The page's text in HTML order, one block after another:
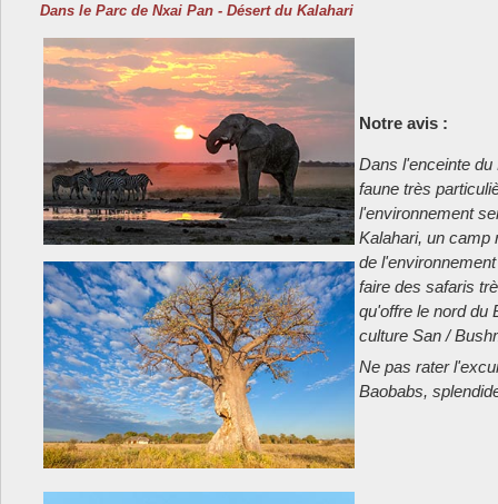
Dans le Parc de Nxai Pan - Désert du Kalahari
Notre avis :
Dans l'enceinte
faune très
l'environnement
Kalahari, un camp
de
faire des safaris
qu'offre le nord du
culture San /
Ne pas rater
Baobabs,